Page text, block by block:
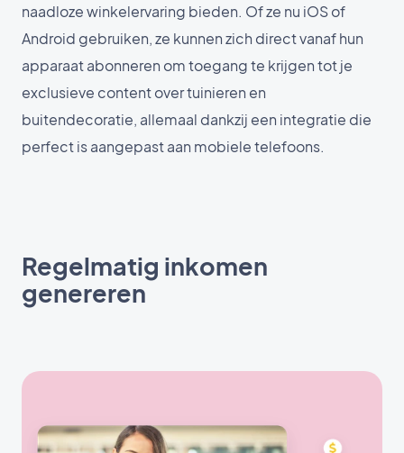
naadloze winkelervaring bieden. Of ze nu iOS of
Android gebruiken, ze kunnen zich direct vanaf hun
apparaat abonneren om toegang te krijgen tot je
exclusieve content over tuinieren en
buitendecoratie, allemaal dankzij een integratie die
perfect is aangepast aan mobiele telefoons.
Regelmatig inkomen
genereren